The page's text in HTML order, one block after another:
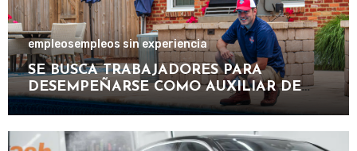
empleosempleos sin experiencia
SE BUSCA TRABAJADORES PARA
DESEMPEÑARSE COMO AUXILIAR DE
PISCINA EN INSTALACIONES
TURÍSTICAS.